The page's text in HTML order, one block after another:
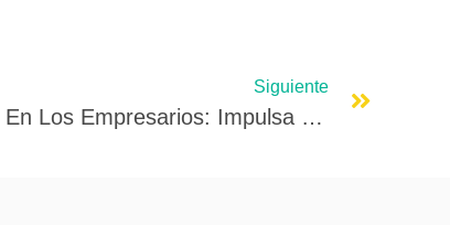
Siguiente
La Importancia Del Marketing En Los Empresarios: Impulsa El Éxito De Tu Negocio